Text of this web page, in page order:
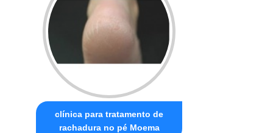
clínica para tratamento de
rachadura no pé Moema